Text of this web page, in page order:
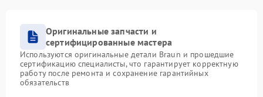
Оригинальные запчасти и
сертифицированные мастера
Используются оригинальные детали Braun и прошедшие
сертификацию специалисты, что гарантирует корректную
работу после ремонта и сохранение гарантийных
обязательств